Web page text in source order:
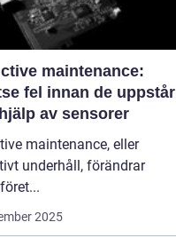
maintenance:
fel innan de uppstår
av sensorer
maintenance, eller
underhåll, förändrar
2025